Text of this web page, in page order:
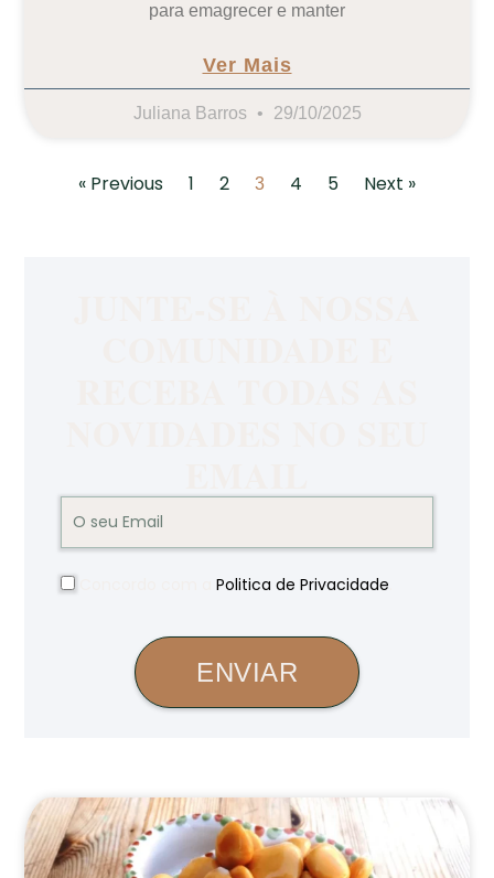
para emagrecer e manter
Ver Mais
Juliana Barros 29/10/2025
« Previous 1 2 3 4 5 Next »
Politica de Privacidade
ENVIAR